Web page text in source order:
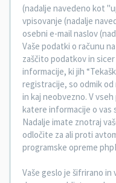
(nadalje navedeno kot
vpisovanje (nadalje
osebni e-mail naslov
Vaše podatki o računu
zaščito podatkov in
informacije, ki jih
registracije, so odmik
in kaj neobvezno. V
katere informacije o vas
Nadalje imate znotraj
odločite za ali proti
programske opreme
Vaše geslo je šifrirano